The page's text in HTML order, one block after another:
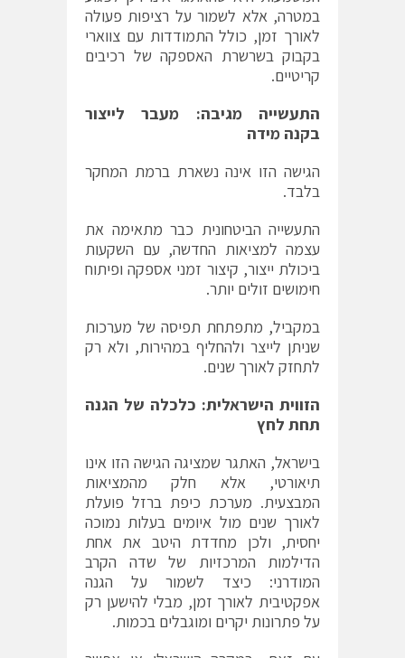
במטרה, אלא לשמור על רציפות פעולה
לאורך זמן, כולל התמודדות עם צווארי
בקבוק בשרשרת האספקה של רכיבים
קריטיים.
התעשייה מגיבה: מעבר לייצור
בקנה מידה
הגישה הזו אינה נשארת ברמת המחקר
בלבד.
התעשייה הביטחונית כבר מתאימה את
עצמה למציאות החדשה, עם השקעות
ביכולת ייצור, קיצור זמני אספקה ופיתוח
חימושים זולים יותר.
במקביל, מתפתחת תפיסה של מערכות
שניתן לייצר ולהחליף במהירות, ולא רק
לתחזק לאורך שנים.
הזווית הישראלית: כלכלה של הגנה
תחת לחץ
בישראל, האתגר שמציגה הגישה הזו אינו
תיאורטי, אלא חלק מהמציאות
המבצעית. מערכת כיפת ברזל פועלת
לאורך שנים מול איומים בעלות נמוכה
יחסית, ולכן מחדדת היטב את אחת
הדילמות המרכזיות של שדה הקרב
המודרני: כיצד לשמור על הגנה
אפקטיבית לאורך זמן, מבלי להישען רק
על פתרונות יקרים ומוגבלים בכמות.